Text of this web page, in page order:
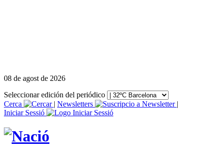
08 de agost de 2026
Seleccionar edición del periódico
Cerca
| Newsletters
|
Iniciar Sessió